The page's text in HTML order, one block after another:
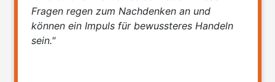
Fragen regen zum Nachdenken an und
können ein Impuls für bewussteres Handeln
sein."